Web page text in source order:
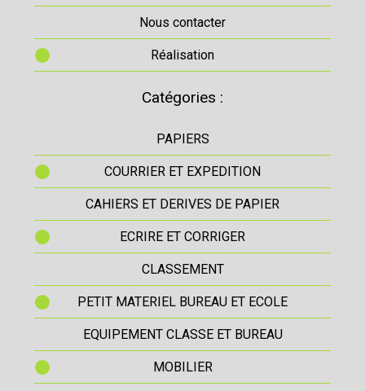
Nous contacter
Réalisation
Catégories :
PAPIERS
COURRIER ET EXPEDITION
CAHIERS ET DERIVES DE PAPIER
ECRIRE ET CORRIGER
CLASSEMENT
PETIT MATERIEL BUREAU ET ECOLE
EQUIPEMENT CLASSE ET BUREAU
MOBILIER